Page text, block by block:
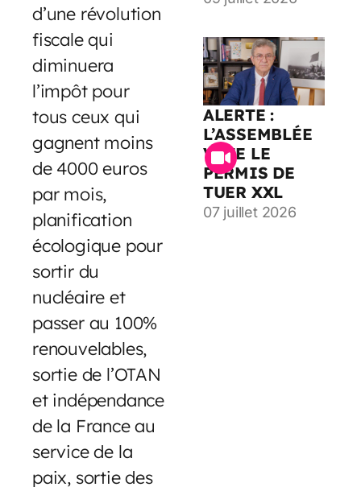
d’une révolution
fiscale qui
diminuera
l’impôt pour
tous ceux qui
gagnent moins
de 4000 euros
par mois,
planification
écologique pour
sortir du
nucléaire et
passer au 100%
renouvelables,
sortie de l’OTAN
et indépendance
de la France au
service de la
paix, sortie des
ALERTE :
L’ASSEMBLÉE
VOTE LE
PERMIS DE
TUER XXL
07 juillet 2026